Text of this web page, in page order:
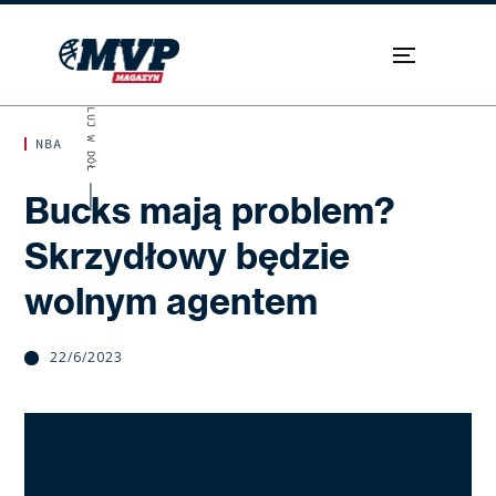
NBA
Bucks mają problem?
Skrzydłowy będzie
wolnym agentem
22/6/2023
SKROLUJ W DÓŁ